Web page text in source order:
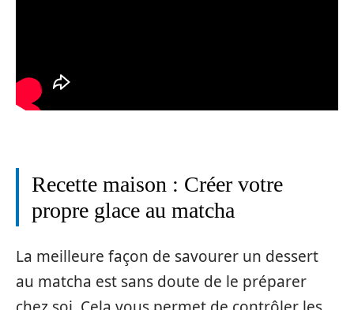
Recette maison : Créer votre
propre glace au matcha
La meilleure façon de savourer un dessert
au matcha est sans doute de le préparer